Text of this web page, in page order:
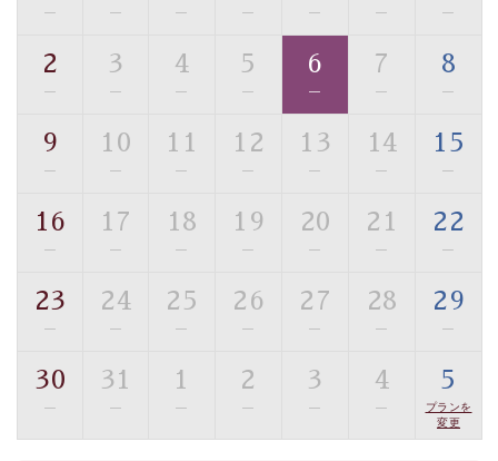
※男性大浴場までのご移動には階段がございます。 予め
ご了承のほどお願いいたします。
■貸切温泉風呂 （40分2000円）
む貸切温泉風呂です。ゆったりといやされるプライベー
【旅】
豊富な知識を持ったドライバー兼ガイドが諏訪大社をご
案内します。
事前ご予約制ですので、ご利用ご希望の方
※交通規制などにより運行できない日がございます
※年末年始及び御柱祭前後は運行しておりません
— — — — — — —
2
—
3
—
4
—
5
—
6
—
7
—
8
—
9
—
10
—
11
—
12
—
13
—
14
—
15
—
16
—
17
—
18
—
19
—
20
—
21
—
22
—
23
—
24
—
25
—
26
—
27
—
28
—
29
—
30
—
31
—
1
—
2
—
3
—
4
—
5
プランを
変更